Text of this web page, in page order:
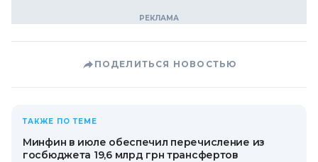
ПОДЕЛИТЬСЯ НОВОСТЬЮ
ТАКЖЕ ПО ТЕМЕ
Минфин в июле обеспечил перечисление из
госбюджета 19,6 млрд грн трансфертов